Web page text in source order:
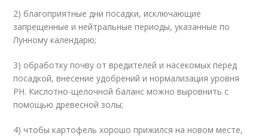
2) благоприятные дни посадки, исключающие
запрещенные и нейтральные периоды, указанные по
Лунному календарю;
3) обработку почву от вредителей и насекомых перед
посадкой, внесение удобрений и нормализация уровня
PH. Кислотно-щелочной баланс можно выровнить с
помощью древесной золы;
4) чтобы картофель хорошо прижился на новом месте,